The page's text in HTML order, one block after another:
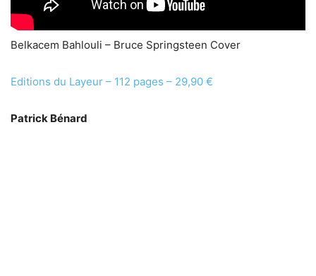
Belkacem Bahlouli – Bruce Springsteen Cover
Editions du Layeur – 112 pages – 29,90 €
Patrick Bénard